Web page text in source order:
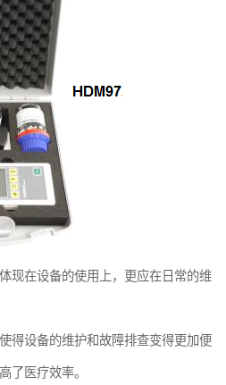
现在设备的使用上，更应在日常的维
得设备的维护和故障排查变得更加便
了医疗效率。